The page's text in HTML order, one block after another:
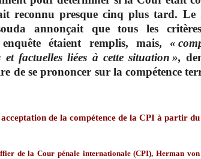
reconnu presque cinq plus tard. Le
annonçait que tous les
enquête étaient remplis, mais,«
factuelles liées à cette situation »,
de se prononcer sur la compétence
de la compétence de la CPI à partir
de la Cour pénale internationale (CPI), Herman von